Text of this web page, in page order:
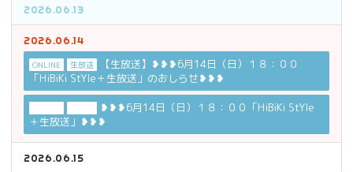
2026.06.13
2026.06.14
ONLINE 生放送
【生放送】❥❥❥6月14日（日）１８：００
「HiBiKi StYle＋生放送」のおしらせ❥❥❥
❥❥❥6月14日（日）１８：００「HiBiKi StYle
＋生放送」❥❥❥
2026.06.15